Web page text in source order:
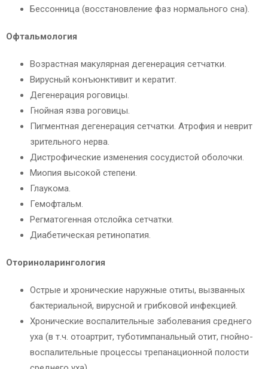
Бессонница (восстановление фаз нормального сна).
Офтальмология
Возрастная макулярная дегенерация сетчатки.
Вирусный конъюнктивит и кератит.
Дегенерация роговицы.
Гнойная язва роговицы.
Пигментная дегенерация сетчатки. Атрофия и неврит
зрительного нерва.
Дистрофические изменения сосудистой оболочки.
Миопия высокой степени.
Глаукома.
Гемофтальм.
Регматогенная отслойка сетчатки.
Диабетическая ретинопатия.
Оториноларингология
Острые и хронические наружные отиты, вызванных
бактериальной, вирусной и грибковой инфекцией.
Хронические воспалительные заболевания среднего
уха (в т.ч. отоартрит, туботимпанальный отит, гнойно-
воспалительные процессы трепанационной полости